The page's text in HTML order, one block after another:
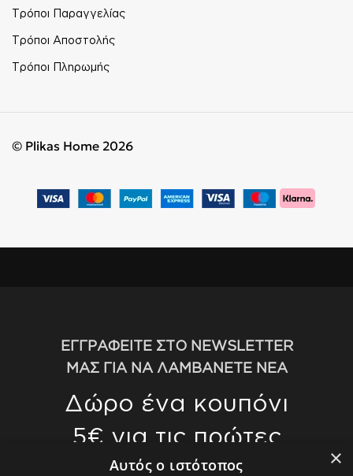
Τρόποι Παραγγελίας
Τρόποι Αποστολής
Τρόποι Πληρωμής
© Plikas Home 2026
ΕΓΓΡΑΦΕΙΤΕ ΣΤΟ NEWSLETTER
ΜΑΣ ΓΙΑ ΝΑ ΛΑΜΒΑΝΕΤΕ ΝΕΑ
Δώρο ένα κουπόνι
5€ για τις πρώτες
αγορές σας άνω
×
Αυτός ο ιστότοπος